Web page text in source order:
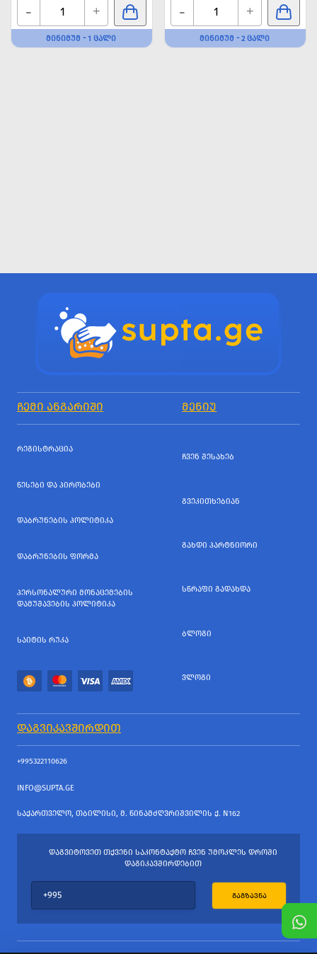
- +
ᲛᲘᲜᲘᲛᲣᲛ - 1 ᲪᲐᲚᲘ
- +
ᲛᲘᲜᲘᲛᲣᲛ - 2 ᲪᲐᲚᲘ
ᲩᲔᲛᲘ ᲐᲜᲒᲐᲠᲘᲨᲘ ᲛᲔᲜᲘᲣ
ᲠᲔᲒᲘᲡᲢᲠᲐᲪᲘᲐ
ᲬᲔᲡᲔᲑᲘ ᲓᲐ ᲞᲘᲠᲝᲑᲔᲑᲘ
ᲓᲐᲑᲠᲣᲜᲔᲑᲘᲡ ᲞᲝᲚᲘᲢᲘᲙᲐ
ᲓᲐᲑᲠᲣᲜᲔᲑᲘᲡ ᲤᲝᲠᲛᲐ
ᲞᲔᲠᲡᲝᲜᲐᲚᲣᲠᲘ ᲛᲝᲜᲐᲪᲔᲛᲔᲑᲘᲡ
ᲓᲐᲛᲣᲨᲐᲕᲔᲑᲘᲡ ᲞᲝᲚᲘᲢᲘᲙᲐ
ᲡᲐᲘᲢᲘᲡ ᲠᲣᲙᲐ
ᲩᲕᲔᲜ ᲨᲔᲡᲐᲮᲔᲑ
ᲒᲕᲔᲙᲘᲗᲮᲔᲑᲘᲐᲜ
ᲒᲐᲮᲓᲘ ᲞᲐᲠᲢᲜᲘᲝᲠᲘ
ᲡᲬᲠᲐᲤᲘ ᲒᲐᲓᲐᲮᲓᲐ
ᲑᲚᲝᲒᲘ
ᲕᲚᲝᲒᲘ
ᲓᲐᲒᲕᲘᲙᲐᲕᲨᲘᲠᲓᲘᲗ
+995322110626
INFO@SUPTA.GE
ᲡᲐᲥᲐᲠᲗᲕᲔᲚᲝ, ᲗᲑᲘᲚᲘᲡᲘ, Მ. ᲬᲘᲜᲐᲛᲫᲦᲕᲠᲘᲨᲕᲘᲚᲘᲡ Ქ. N162
ᲓᲐᲒᲕᲘᲢᲝᲕᲔᲗ ᲗᲥᲕᲔᲜᲘ ᲡᲐᲙᲝᲜᲢᲐᲥᲢᲝ ᲩᲕᲔᲜ ᲣᲛᲝᲙᲚᲔᲡ ᲓᲠᲝᲨᲘ
ᲓᲐᲒᲘᲙᲐᲕᲨᲘᲠᲓᲔᲑᲘᲗ
ᲒᲐᲒᲖᲐᲕᲜᲐ